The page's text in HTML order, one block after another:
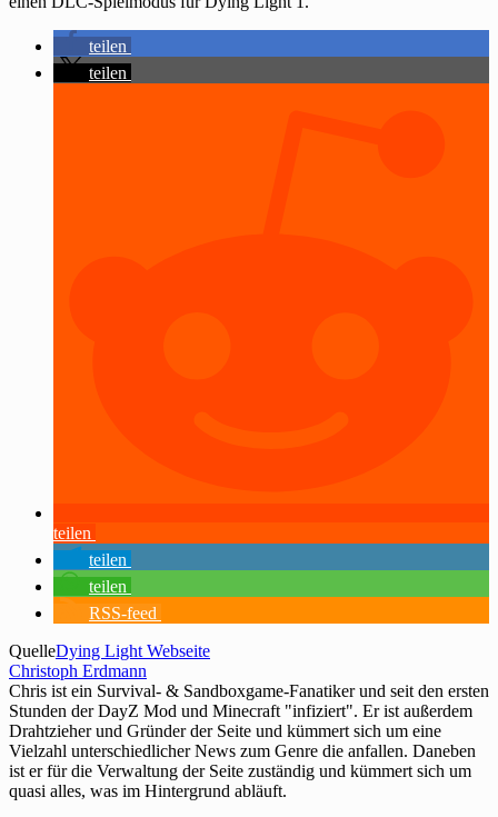
teilen
teilen
teilen
teilen
teilen
RSS-feed
QuelleDying Light Webseite
Christoph Erdmann
Chris ist ein Survival- & Sandboxgame-Fanatiker und seit den ersten
Stunden der DayZ Mod und Minecraft "infiziert". Er ist außerdem
Drahtzieher und Gründer der Seite und kümmert sich um eine
Vielzahl unterschiedlicher News zum Genre die anfallen. Daneben
ist er für die Verwaltung der Seite zuständig und kümmert sich um
quasi alles, was im Hintergrund abläuft.